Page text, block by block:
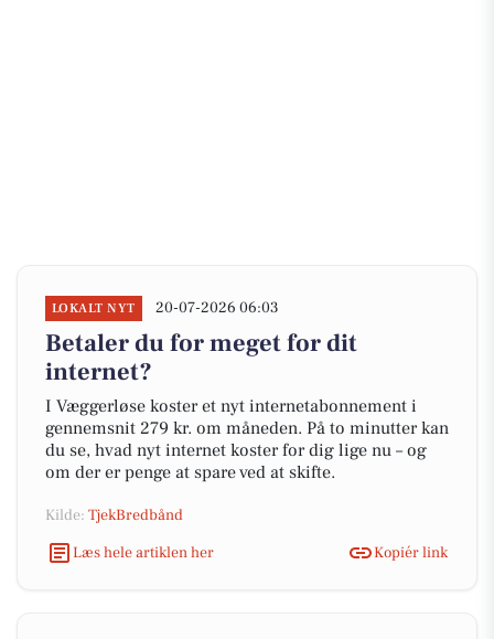
LOKALT NYT 20-07-2026 06:03
Betaler du for meget for dit
internet?
I Væggerløse koster et nyt internetabonnement i
gennemsnit 279 kr. om måneden. På to minutter kan
du se, hvad nyt internet koster for dig lige nu – og
om der er penge at spare ved at skifte.
Kilde: TjekBredbånd
Læs hele artiklen her
Kopiér link